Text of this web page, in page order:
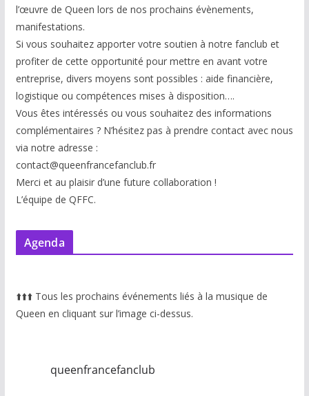
l’œuvre de Queen lors de nos prochains évènements,
manifestations.
Si vous souhaitez apporter votre soutien à notre fanclub et
profiter de cette opportunité pour mettre en avant votre
entreprise, divers moyens sont possibles : aide financière,
logistique ou compétences mises à disposition….
Vous êtes intéressés ou vous souhaitez des informations
complémentaires ? N’hésitez pas à prendre contact avec nous
via notre adresse :
contact@queenfrancefanclub.fr
Merci et au plaisir d’une future collaboration !
L’équipe de QFFC.
Agenda
⬆️⬆️⬆️ Tous les prochains événements liés à la musique de
Queen en cliquant sur l’image ci-dessus.
queenfrancefanclub